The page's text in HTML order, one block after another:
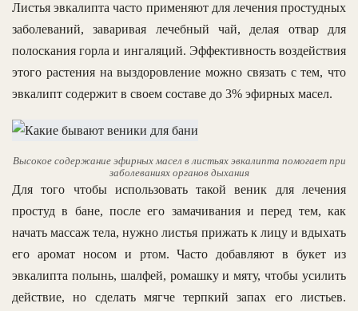
Листья эвкалипта часто применяют для лечения простудных
заболеваний, заваривая лечебный чай, делая отвар для
полоскания горла и ингаляций. Эффективность воздействия
этого растения на выздоровление можно связать с тем, что
эвкалипт содержит в своем составе до 3% эфирных масел.
Высокое содержание эфирных масел в листьях эвкалипта помогает при
заболеваниях органов дыхания
Для того чтобы использовать такой веник для лечения
простуд в бане, после его замачивания и перед тем, как
начать массаж тела, нужно листья прижать к лицу и вдыхать
его аромат носом и ртом. Часто добавляют в букет из
эвкалипта полынь, шалфей, ромашку и мяту, чтобы усилить
действие, но сделать мягче терпкий запах его листьев.